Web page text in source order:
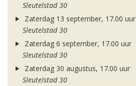
Sleutelstad 30
Zaterdag 13 september, 17.00 uur
Sleutelstad 30
Zaterdag 6 september, 17.00 uur
Sleutelstad 30
Zaterdag 30 augustus, 17.00 uur
Sleutelstad 30